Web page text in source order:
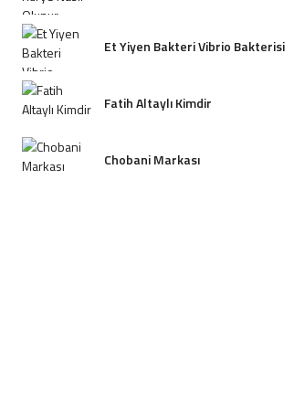
Et Yiyen Bakteri Vibrio Bakterisi
Fatih Altaylı Kimdir
Chobani Markası